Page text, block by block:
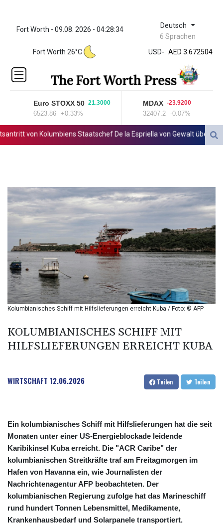
Fort Worth - 09.08. 2026 - 04:28:34 Deutsch
6 Sprachen
Fort Worth 26°C
USD-
ZWL 321.999592
AED 3.672504
AED 3.672504
AFN
ALL 80.629676
AMD
AOA
917.000367
BBD 2.00813
BDT 123.418242
BHD 0.375989
BIF 2985.079791
BMD 1
BND 1.277602
BOB 11.849673
BRL 5.083304
BSD 0.997016
BTN 94.875232
BWP 13.457596
BZD 2.00519
CAD 1.39545
CLF 0.023206
CLP 913.315746
COP
3142.844787
CRC 453.228387
CUC 1
DKK 6.46804
DOP 58.20179
Euro STOXX 50 21.3000
6523.86 +0.33%
MDAX -23.9200
32407.2 -0.07%
von Kolumbiens Staatschef De la Espriella von Gewalt
Kolumbianisches Schiff mit Hilfslieferungen erreicht Kuba / Foto: © AFP
KOLUMBIANISCHES SCHIFF MIT
HILFSLIEFERUNGEN ERREICHT KUBA
WIRTSCHAFT 12.06.2026 Teilen Teilen
Ein kolumbianisches Schiff mit Hilfslieferungen hat die seit
Monaten unter einer US-Energieblockade leidende
Karibikinsel Kuba erreicht. Die "ACR Caribe" der
kolumbianischen Streitkräfte traf am Freitagmorgen im
Hafen von Havanna ein, wie Journalisten der
Nachrichtenagentur AFP beobachteten. Der
kolumbianischen Regierung zufolge hat das Marineschiff
rund hundert Tonnen Lebensmittel, Medikamente,
Krankenhausbedarf und Solarpanele transportiert.